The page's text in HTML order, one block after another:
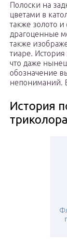
Полоски на
цветами в
также золото
драгоценные
также
тиаре. История
что даже
обозначение
непониманий.
История
триколора